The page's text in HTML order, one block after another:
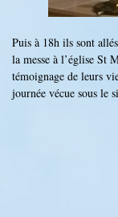
Puis à 18h ils sont
la messe à l’église St
témoignage de leurs
journée vécue